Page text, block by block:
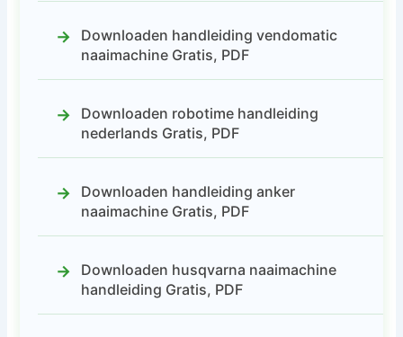
Downloaden handleiding vendomatic
naaimachine Gratis, PDF
Downloaden robotime handleiding
nederlands Gratis, PDF
Downloaden handleiding anker
naaimachine Gratis, PDF
Downloaden husqvarna naaimachine
handleiding Gratis, PDF